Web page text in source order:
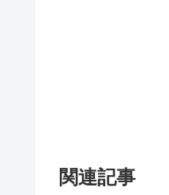
関連記事